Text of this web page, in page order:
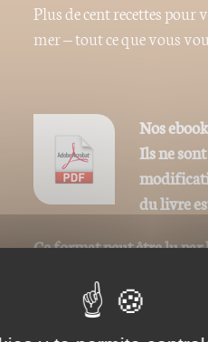
Plus de cent recettes
mer – tout ce que vous
Nos
Ils ne
du livre
Ce format peut être lu